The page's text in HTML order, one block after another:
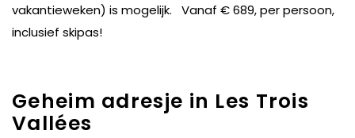
vakantieweken) is mogelijk. Vanaf € 689, per persoon,
inclusief skipas!
Geheim adresje in Les Trois
Vallées